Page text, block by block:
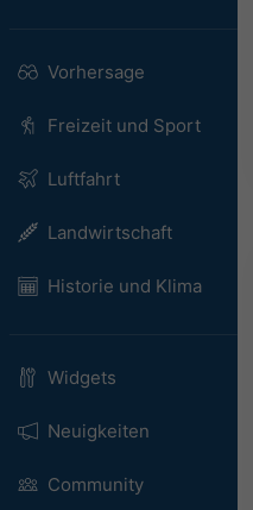
Vorhersage
Freizeit und Sport
Luftfahrt
Landwirtschaft
Historie und Klima
Widgets
Neuigkeiten
Community